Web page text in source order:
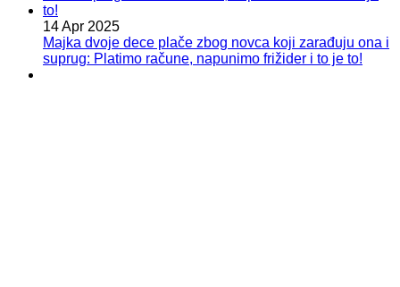
14 Apr 2025
Majka dvoje dece plače zbog novca koji zarađuju ona i
suprug: Platimo račune, napunimo frižider i to je to!